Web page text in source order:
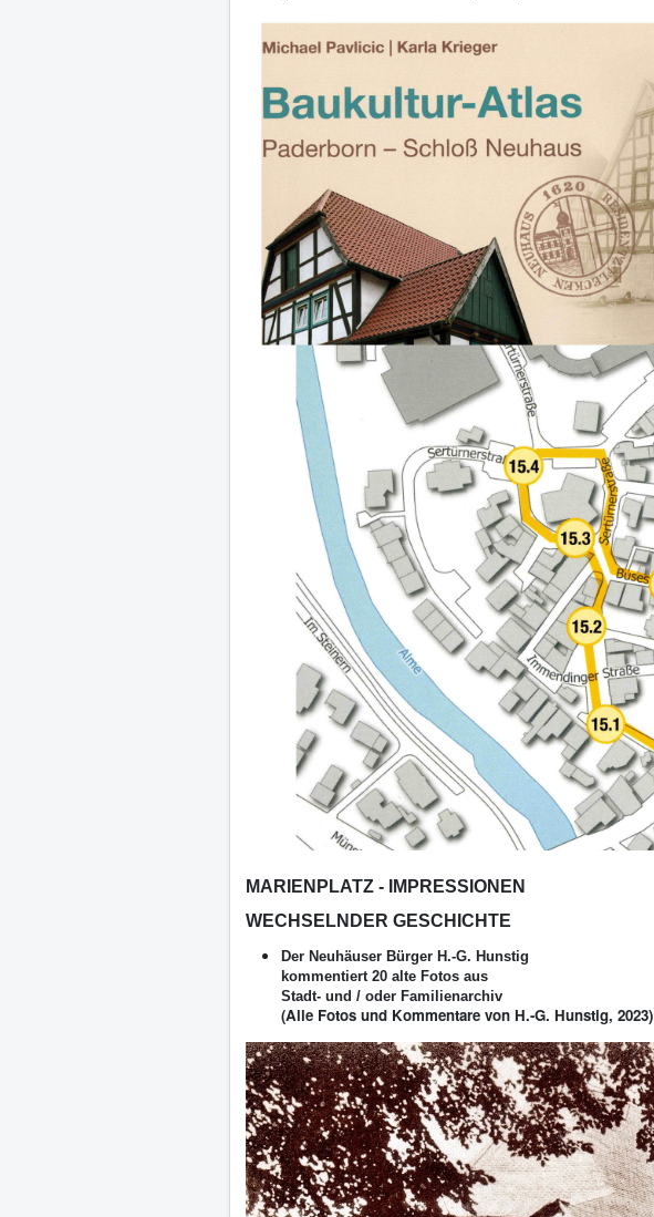
MARIENPLATZ - IMPRESSIONEN
WECHSELNDER GESCHICHTE
Der Neuhäuser Bürger H.-G. Hunstig
kommentiert 20 alte Fotos aus
Stadt- und / oder Familienarchiv
(Alle Fotos und Kommentare von H.-G. Hunstig, 2023)